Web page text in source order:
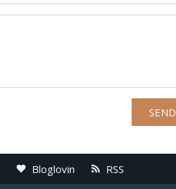
Bloglovin RSS